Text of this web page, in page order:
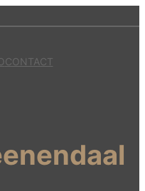
CONTACT